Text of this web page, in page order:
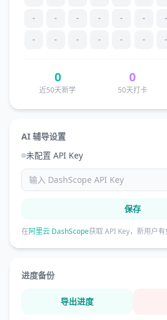
- - - - - - -
- - - - - - -
0
近50天新学
0
50天打卡
AI 辅导设置
未配置 API Key
保存
在阿里云 DashScope获取 API Key，新用户
进度备份
导出进度